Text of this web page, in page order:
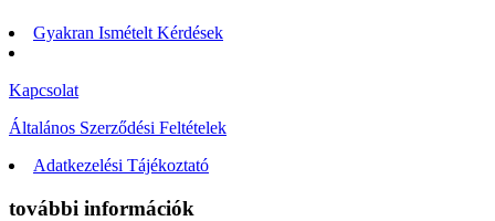
Gyakran Ismételt Kérdések
Kapcsolat
Általános Szerződési Feltételek
Adatkezelési Tájékoztató
további információk